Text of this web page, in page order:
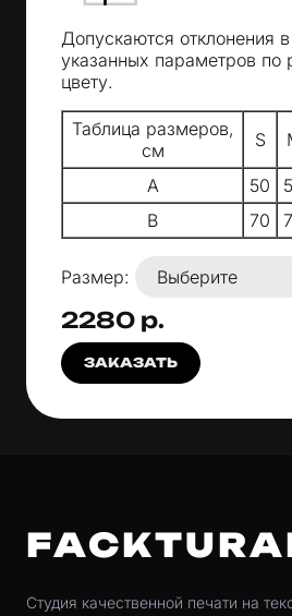
Допускаются отклонения
указанных параметров по
цвету.
Таблица размеров,
см
S
A 50
B
70
Размер:
2280 р.
ЗАКАЗАТЬ
Студия качественной печати на